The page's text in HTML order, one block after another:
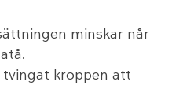
minskar når
kroppen att